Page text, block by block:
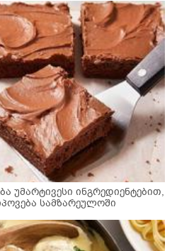
უმარტივესი ინგრედიენტებით,
სამზარეულოში